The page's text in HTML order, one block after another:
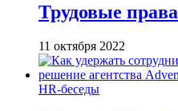
Трудовые
11 октября 2022
HR-беседы